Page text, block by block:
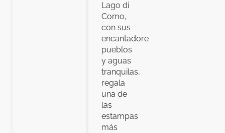
Lago di
Como,
con sus
encantadores
pueblos
y aguas
tranquilas,
regala
una de
las
estampas
más